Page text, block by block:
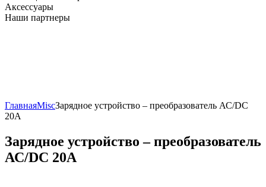
Аксессуары
Наши партнеры
ГлавнаяMiscЗарядное устройство – преобразователь АС/DC
20А
Зарядное устройство – преобразователь
АС/DC 20А